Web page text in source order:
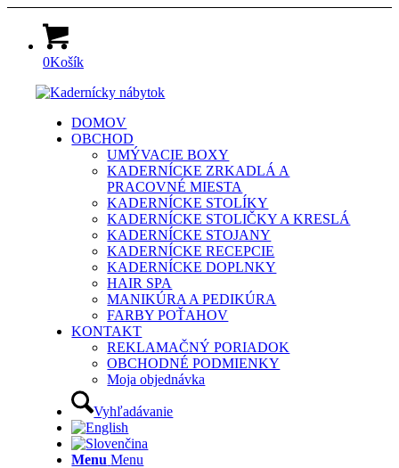
0Košík
DOMOV
OBCHOD
UMÝVACIE BOXY
KADERNÍCKE ZRKADLÁ A
PRACOVNÉ MIESTA
KADERNÍCKE STOLÍKY
KADERNÍCKE STOLIČKY A KRESLÁ
KADERNÍCKE STOJANY
KADERNÍCKE RECEPCIE
KADERNÍCKE DOPLNKY
HAIR SPA
MANIKÚRA A PEDIKÚRA
FARBY POŤAHOV
KONTAKT
REKLAMAČNÝ PORIADOK
OBCHODNÉ PODMIENKY
Moja objednávka
Vyhľadávanie
Menu Menu